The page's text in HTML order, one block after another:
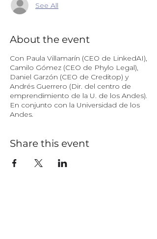
See All
About the event
Con Paula Villamarín (CEO de LinkedAI),
Camilo Gómez (CEO de Phylo Legal),
Daniel Garzón (CEO de Creditop) y
Andrés Guerrero (Dir. del centro de
emprendimiento de la U. de los Andes).
En conjunto con la Universidad de los
Andes.
Share this event